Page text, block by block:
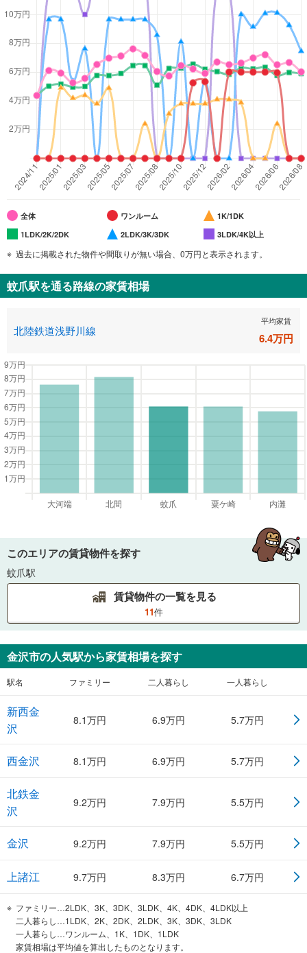
全体 ワンルーム
1K/1DK
1LDK/2K/2DK
2LDK/3K/3DK 3LDK/4K以上
過去に掲載された物件や間取りが無い場合、0万円と表示されます。
蚊爪駅を通る路線の家賃相場
北陸鉄道浅野川線
平均家賃
6.4万円
このエリアの賃貸物件を探す
蚊爪駅
賃貸物件の一覧を見る
11件
金沢市の人気駅から家賃相場を探す
駅名 ファミリー 二人暮らし 一人暮らし
新西金
沢
8.1万円 6.9万円 5.7万円
西金沢 8.1万円 6.9万円 5.7万円
北鉄金
沢
9.2万円 7.9万円 5.5万円
金沢 9.2万円 7.9万円 5.5万円
上諸江 9.7万円 8.3万円 6.7万円
ファミリー…2LDK、3K、3DK、3LDK、4K、4DK、4LDK以上
二人暮らし…1LDK、2K、2DK、2LDK、3K、3DK、3LDK
一人暮らし…ワンルーム、1K、1DK、1LDK
家賃相場は平均値を算出したものとなります。